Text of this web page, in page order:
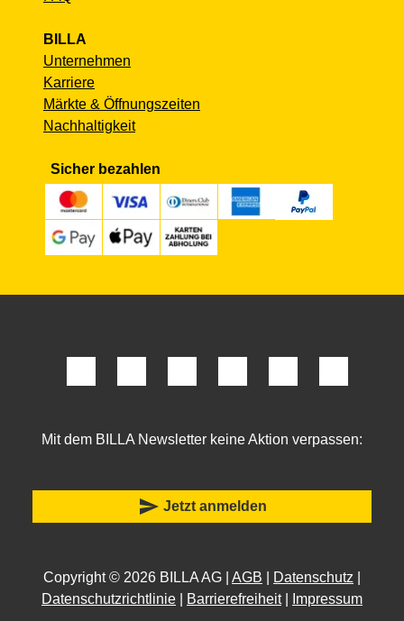
BILLA
Unternehmen
Karriere
Märkte & Öffnungszeiten
Nachhaltigkeit
Sicher bezahlen
Mit dem BILLA Newsletter keine Aktion verpassen:
send Jetzt anmelden
Copyright © 2026 BILLA AG | AGB Datenschutz
Datenschutzrichtlinie
Barrierefreiheit| Impressum